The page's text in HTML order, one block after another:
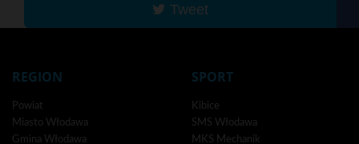
Tweet
REGION
Powiat
Miasto Włodawa
Gmina Włodawa
SPORT
Kibice
SMS Włodawa
MKS Mechanik